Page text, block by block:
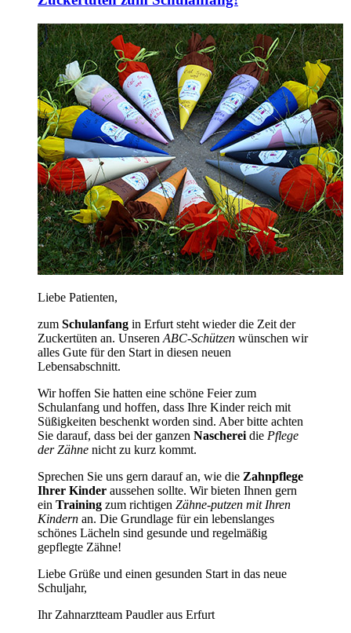
Liebe Patienten,
zum Schulanfang in Erfurt steht wieder die Zeit der
Zuckertüten an. Unseren ABC-Schützen wünschen wir
alles Gute für den Start in diesen neuen
Lebensabschnitt.
Wir hoffen Sie hatten eine schöne Feier zum
Schulanfang und hoffen, dass Ihre Kinder reich mit
Süßigkeiten beschenkt worden sind. Aber bitte achten
Sie darauf, dass bei der ganzen Nascherei die Pflege
der Zähne nicht zu kurz kommt.
Sprechen Sie uns gern darauf an, wie die Zahnpflege
Ihrer Kinder aussehen sollte. Wir bieten Ihnen gern
ein Training zum richtigen Zähne-putzen mit Ihren
Kindern an. Die Grundlage für ein lebenslanges
schönes Lächeln sind gesunde und regelmäßig
gepflegte Zähne!
Liebe Grüße und einen gesunden Start in das neue
Schuljahr,
Ihr Zahnarztteam Paudler aus Erfurt